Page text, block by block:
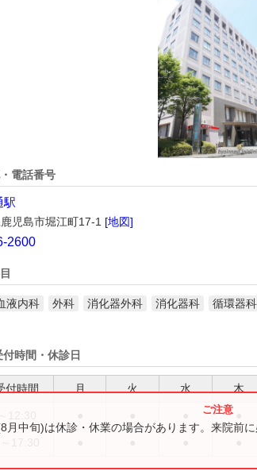
電話番号
駅
児島市堀江町17-1 [地図]
2600
液内科 外科 消化器外科 消化器科 循環器科
時間・休診日
付時間 月 火 水 木
月中旬)は休診・休業の場合があります。来院前